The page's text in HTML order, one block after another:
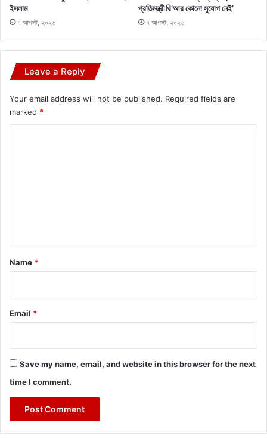
ইসলাম
৭ আগস্ট, ২০২৬
প্রতিমন্ত্রীÑ‘আর কোনো সুযোগ নেই’
৭ আগস্ট, ২০২৬
Leave a Reply
Your email address will not be published. Required fields are
marked *
*
Name *
Email *
Save my name, email, and website in this browser for the next
time I comment.